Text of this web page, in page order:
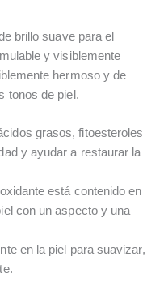
brillo suave para el
y visiblemente
hermoso y de
tonos de piel.
grasos, fitoesteroles
y ayudar a restaurar la
está contenido en
con un aspecto y una
en la piel para suavizar,